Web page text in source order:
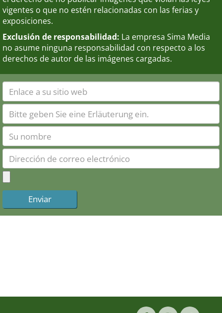
vigentes o que no estén relacionadas con las ferias y
exposiciones.
Exclusión de responsabilidad: La empresa Sima Media
no asume ninguna responsabilidad con respecto a los
derechos de autor de las imágenes cargadas.